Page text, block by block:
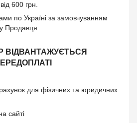
600 грн.
по Україні за замовчуванням
Продавця.
ВІДВАНТАЖУЄТЬСЯ
для фізичних та юридичних
сайті